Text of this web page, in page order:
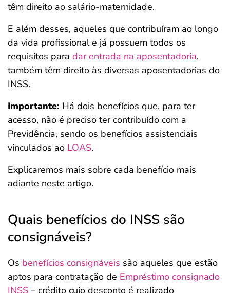
têm direito ao salário-maternidade.
E além desses, aqueles que contribuíram ao longo
da vida profissional e já possuem todos os
requisitos para dar entrada na aposentadoria,
também têm direito às diversas aposentadorias do
INSS.
Importante: Há dois benefícios que, para ter
acesso, não é preciso ter contribuído com a
Previdência, sendo os benefícios assistenciais
vinculados ao LOAS.
Explicaremos mais sobre cada benefício mais
adiante neste artigo.
Quais benefícios do INSS são
consignáveis?
Os benefícios consignáveis são aqueles que estão
aptos para contratação de Empréstimo consignado
INSS – crédito cujo desconto é realizado